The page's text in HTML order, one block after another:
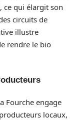
ce qui élargit son
circuits de
illustre
rendre le bio
Fourche engage
locaux,